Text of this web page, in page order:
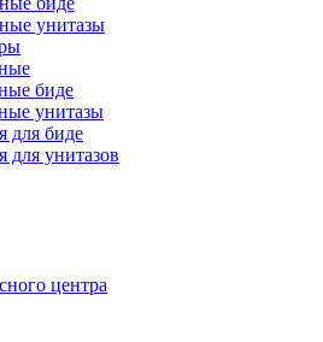
унитазы
биде
унитазы
для биде
для унитазов
центра